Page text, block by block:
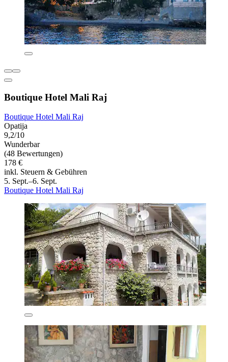
Boutique Hotel Mali Raj
Boutique Hotel Mali Raj
Opatija
9,2/10
Wunderbar
(48 Bewertungen)
178 €
inkl. Steuern & Gebühren
5. Sept.–6. Sept.
Boutique Hotel Mali Raj